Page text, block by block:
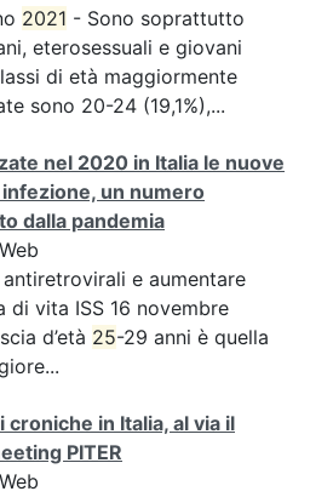
2021 - Sono soprattutto
eterosessuali e giovani
di età maggiormente
sono 20-24 (19,1%),...
nel 2020 in Italia le nuove
un numero
dalla pandemia
e aumentare
di vita ISS 16 novembre
d’età 25-29 anni è quella
croniche in Italia, al via il
PITER